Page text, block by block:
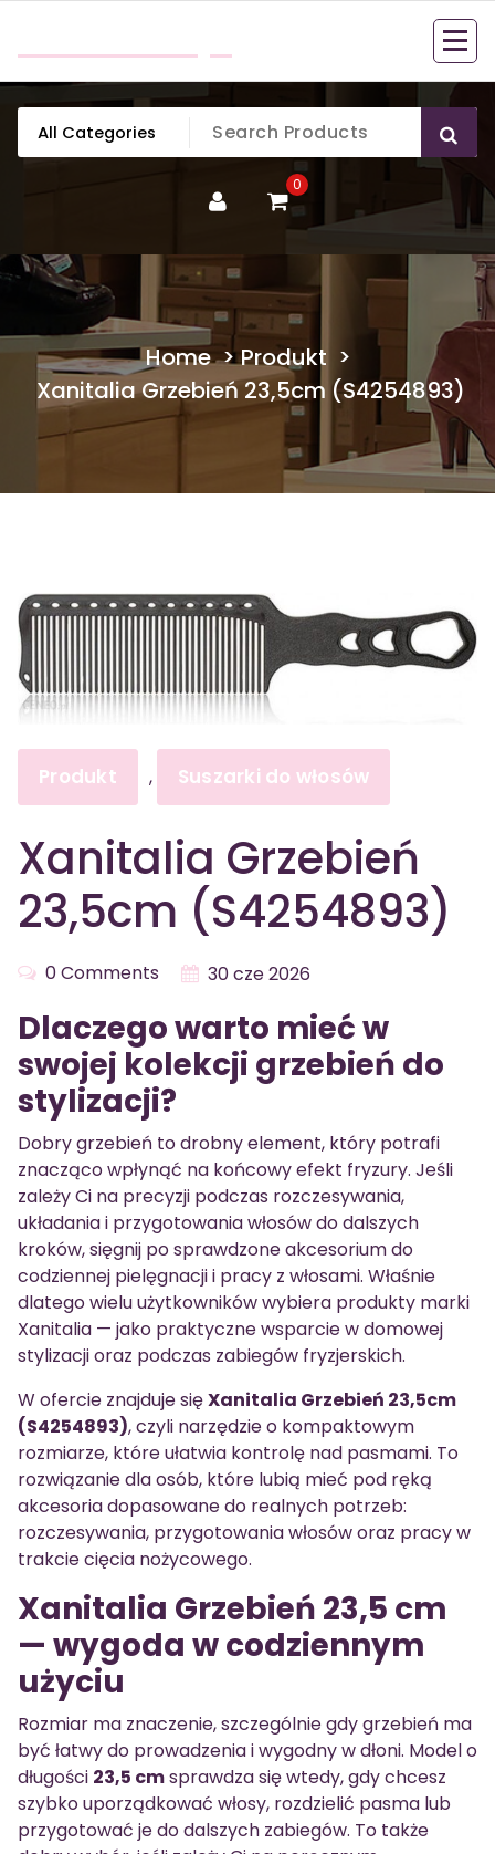
content
0
Home>Produkt >
Xanitalia Grzebień 23,5cm (S4254893)
Produkt , Suszarki do włosów
Xanitalia Grzebień
23,5cm (S4254893)
0 Comments 30 cze 2026
Dlaczego warto mieć w
swojej kolekcji grzebień do
stylizacji?
Dobry grzebień to drobny element, który potrafi
znacząco wpłynąć na końcowy efekt fryzury. Jeśli
zależy Ci na precyzji podczas rozczesywania,
układania i przygotowania włosów do dalszych
kroków, sięgnij po sprawdzone akcesorium do
codziennej pielęgnacji i pracy z włosami. Właśnie
dlatego wielu użytkowników wybiera produkty marki
Xanitalia — jako praktyczne wsparcie w domowej
stylizacji oraz podczas zabiegów fryzjerskich.
W ofercie znajduje sięXanitalia Grzebień 23,5cm
(S4254893), czyli narzędzie o kompaktowym
rozmiarze, które ułatwia kontrolę nad pasmami. To
rozwiązanie dla osób, które lubią mieć pod ręką
akcesoria dopasowane do realnych potrzeb:
rozczesywania, przygotowania włosów oraz pracy w
trakcie cięcia nożycowego.
Xanitalia Grzebień 23,5 cm
— wygoda w codziennym
użyciu
Rozmiar ma znaczenie, szczególnie gdy grzebień ma
być łatwy do prowadzenia i wygodny w dłoni. Model o
długości 23,5 cmsprawdza się wtedy, gdy chcesz
szybko uporządkować włosy, rozdzielić pasma lub
przygotować je do dalszych zabiegów. To także